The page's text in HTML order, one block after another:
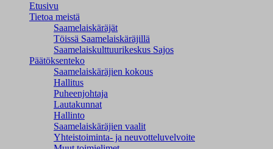
Etusivu
Tietoa meistä
Saamelaiskäräjät
Töissä Saamelaiskäräjillä
Saamelaiskulttuuri­keskus Sajos
Päätöksenteko
Saamelaiskäräjien kokous
Hallitus
Puheenjohtaja
Lautakunnat
Hallinto
Saamelaiskäräjien vaalit
Yhteistoiminta- ja neuvotteluvelvoite